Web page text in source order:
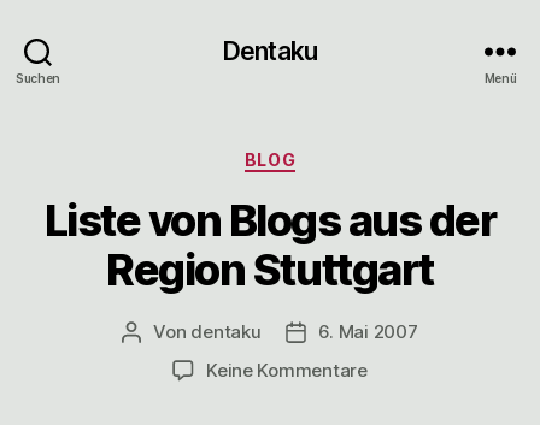
Suchen
Dentaku
Menü
Kategorien
BLOG
Liste von Blogs aus der
Region Stuttgart
Beitragsautor
Von dentaku Veröffentlichungsdatum
6. Mai 2007
Keine Kommentarezu